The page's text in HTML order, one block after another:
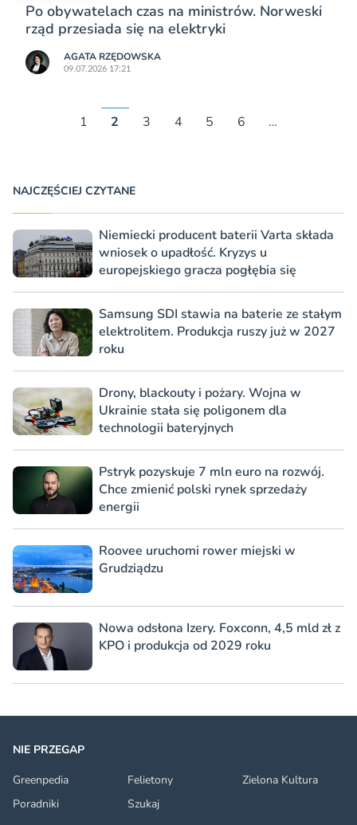
Po obywatelach czas na ministrów. Norweski
rząd przesiada się na elektryki
AGATA RZĘDOWSKA
09.07.2026 17:21
1 2 3 4 5 6 …
NAJCZĘŚCIEJ CZYTANE
Niemiecki producent baterii Varta składa
wniosek o upadłość. Kryzys u
europejskiego gracza pogłębia się
Samsung SDI stawia na baterie ze stałym
elektrolitem. Produkcja ruszy już w 2027
roku
Drony, blackouty i pożary. Wojna w
Ukrainie stała się poligonem dla
technologii bateryjnych
Pstryk pozyskuje 7 mln euro na rozwój.
Chce zmienić polski rynek sprzedaży
energii
Roovee uruchomi rower miejski w
Grudziądzu
Nowa odsłona Izery. Foxconn, 4,5 mld zł z
KPO i produkcja od 2029 roku
NIE PRZEGAP
Greenpedia
Felietony
Zielona Kultura
Poradniki
Szukaj